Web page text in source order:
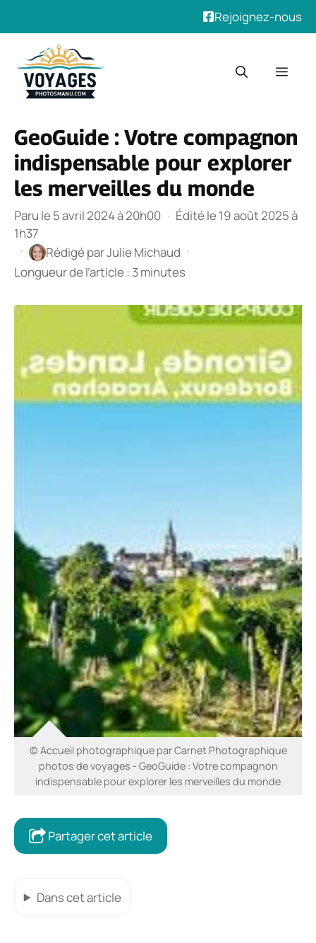
Rejoignez-nous
contenu
GeoGuide : Votre compagnon
indispensable pour explorer
les merveilles du monde
Paru le 5 avril 2024 à 20h00 · Édité le 19 août 2025 à
1h37
·
Rédigé parJulie Michaud ·
Longueur de l’article : 3 minutes
© Accueil photographique par Carnet Photographique
photos de voyages - GeoGuide : Votre compagnon
indispensable pour explorer les merveilles du monde
Partager cet article
Dans cet article